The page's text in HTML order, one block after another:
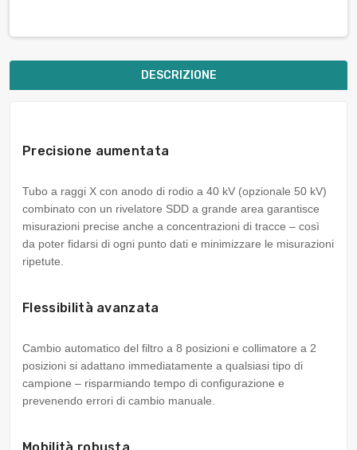
DESCRIZIONE
Precisione aumentata
Tubo a raggi X con anodo di rodio a 40 kV (opzionale 50 kV)
combinato con un rivelatore SDD a grande area garantisce
misurazioni precise anche a concentrazioni di tracce – così
da poter fidarsi di ogni punto dati e minimizzare le misurazioni
ripetute.
Flessibilità avanzata
Cambio automatico del filtro a 8 posizioni e collimatore a 2
posizioni si adattano immediatamente a qualsiasi tipo di
campione – risparmiando tempo di configurazione e
prevenendo errori di cambio manuale.
Mobilità robusta